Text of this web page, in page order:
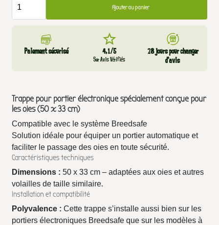
Ajouter au panier
Paiement sécurisé 4,1/5
Sur Avis Vérifiés
28 jours pour changer
d’avis
Trappe pour portier électronique spécialement conçue pour
les oies (50 x 33 cm)
Compatible avec le système Breedsafe
Solution idéale pour équiper un portier automatique et
faciliter le passage des oies en toute sécurité.
Caractéristiques techniques
Dimensions : 50 x 33 cm – adaptées aux oies et autres
volailles de taille similaire.
Installation et compatibilité
Polyvalence : Cette trappe s’installe aussi bien sur les
portiers électroniques Breedsafe que sur les modèles à